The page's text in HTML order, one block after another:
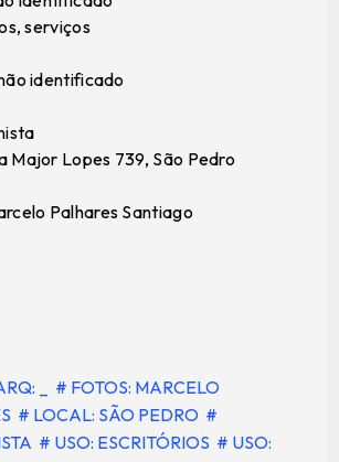
serviços
identificado
Major Lopes 739, São Pedro
Palhares Santiago
_
# FOTOS: MARCELO
# LOCAL: SÃO PEDRO #
# USO: ESCRITÓRIOS # USO: